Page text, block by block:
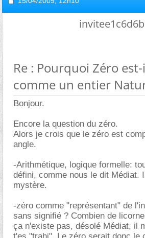
Re : Pourquoi Zéro
comme un entier
Bonjour.
Encore la question du zéro.
Alors je crois que le zéro est
angle.
-Arithmétique, logique formelle:
défini, comme nous le dit Médiat.
mystère.
-zéro comme "représentant" de
sans signifié ? Combien de
ça n'existe pas, désolé Médiat, il